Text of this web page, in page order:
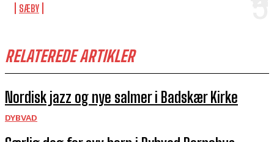
SÆBY
RELATEREDE ARTIKLER
Nordisk jazz og nye salmer i Badskær Kirke
DYBVAD